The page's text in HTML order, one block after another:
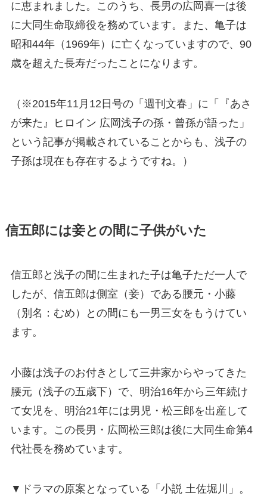
に恵まれました。このうち、長男の広岡喜一は後
に大同生命取締役を務めています。また、亀子は
昭和44年（1969年）に亡くなっていますので、90
歳を超えた長寿だったことになります。
（※2015年11月12日号の「週刊文春」に「『あさ
が来た』ヒロイン 広岡浅子の孫・曾孫が語った」
という記事が掲載されていることからも、浅子の
子孫は現在も存在するようですね。）
信五郎には妾との間に子供がいた
信五郎と浅子の間に生まれた子は亀子ただ一人で
したが、信五郎は側室（妾）である腰元・小藤
（別名：むめ）との間にも一男三女をもうけてい
ます。
小藤は浅子のお付きとして三井家からやってきた
腰元（浅子の五歳下）で、明治16年から三年続け
て女児を、明治21年には男児・松三郎を出産して
います。この長男・広岡松三郎は後に大同生命第4
代社長を務めています。
▼ドラマの原案となっている「小説 土佐堀川」。